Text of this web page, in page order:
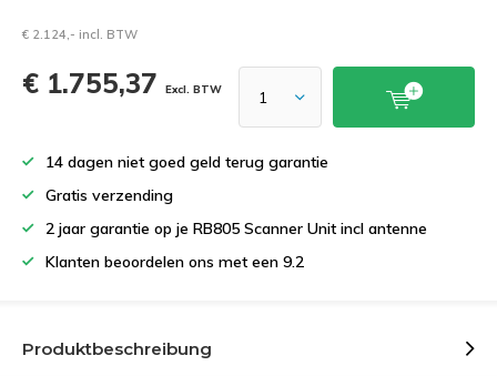
€ 2.124,- incl. BTW
€ 1.755,37 Excl. BTW
14 dagen niet goed geld terug garantie
Gratis verzending
2 jaar garantie op je RB805 Scanner Unit incl antenne
Klanten beoordelen ons met een 9.2
Produktbeschreibung